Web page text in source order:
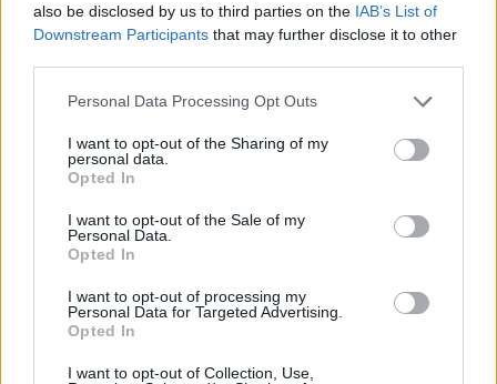
also be disclosed by us to third parties on the IAB’s List of
Downstream Participants that may further disclose it to other
Please note that this website/app uses one or more Google
not limited to your visit or usage behaviour. You may click to
grant or deny consent to Google and its third-party tags to
use your data for below specified purposes in below Google
consent section.
Personal Data Processing Opt Outs
I want to opt-out of the Sharing of my
personal data.
Opted In
I want to opt-out of the Sale of my
Personal Data.
Opted In
I want to opt-out of processing my
Personal Data for Targeted Advertising.
Opted In
I want to opt-out of Collection, Use,
Οικονομία
07 Σεπ 2025 12:58
Χωρίς ΕΝΦΙΑ τα μικρά χωριά - Ποια νησιά θα δουν
μειωμένο ΦΠΑ
Οικονομία
ΑΑΔΕ: Έρχονται αυτοματοποιημένα πρόστιμα για